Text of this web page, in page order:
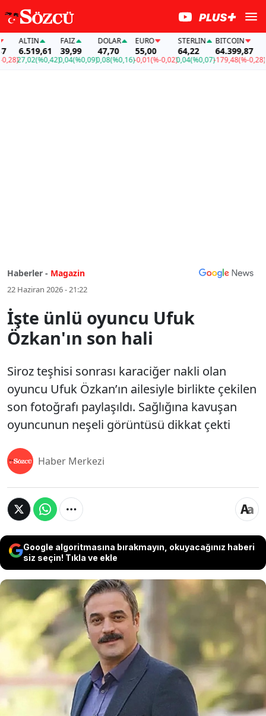
ALTIN
6.519,61
27,02(%0,42)
FAİZ
39,99
0,04(%0,09)
DOLAR
47,70
0,08(%0,16)
EURO
55,00
-0,01(%-0,02)
STERLIN
64,22
0,04(%0,07)
BITCOIN
64.399,87
-179,48(%-0,28)
Haberler - Magazin
22 Haziran 2026 - 21:22
İşte ünlü oyuncu Ufuk
Özkan'ın son hali
Siroz teşhisi sonrası karaciğer nakli olan
oyuncu Ufuk Özkan’ın ailesiyle birlikte çekilen
son fotoğrafı paylaşıldı. Sağlığına kavuşan
oyuncunun neşeli görüntüsü dikkat çekti
Haber Merkezi
Google algoritmasına bırakmayın, okuyacağınız haberi
siz seçin! Tıkla ve ekle
Siroz teşhisi sonrası karaciğer nakli olan
oyuncu Ufuk Özkan’ın ailesiyle birlikte
çekilen son fotoğrafı paylaşıldı. Sağlığına
kavuşan oyuncunun neşeli görüntüsü
dikkat çekti